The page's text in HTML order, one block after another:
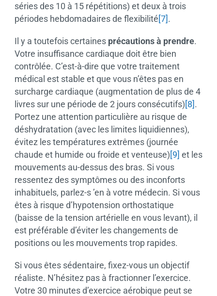
séries des 10 à 15 répétitions) et deux à trois
périodes hebdomadaires de flexibilité[7].
Il y a toutefois certaines précautions à prendre.
Votre insuffisance cardiaque doit être bien
contrôlée. C’est-à-dire que votre traitement
médical est stable et que vous n’êtes pas en
surcharge cardiaque (augmentation de plus de 4
livres sur une période de 2 jours consécutifs)[8].
Portez une attention particulière au risque de
déshydratation (avec les limites liquidiennes),
évitez les températures extrêmes (journée
chaude et humide ou froide et venteuse)[9] et les
mouvements au-dessus des bras. Si vous
ressentez des symptômes ou des inconforts
inhabituels, parlez-s ’en à votre médecin. Si vous
êtes à risque d’hypotension orthostatique
(baisse de la tension artérielle en vous levant), il
est préférable d’éviter les changements de
positions ou les mouvements trop rapides.
Si vous êtes sédentaire, fixez-vous un objectif
réaliste. N’hésitez pas à fractionner l’exercice.
Votre 30 minutes d’exercice aérobique peut se